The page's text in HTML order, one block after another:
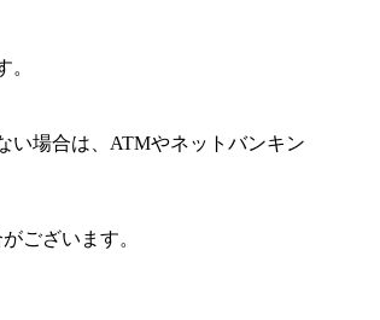
い場合は、ATMやネットバンキン
ございます。